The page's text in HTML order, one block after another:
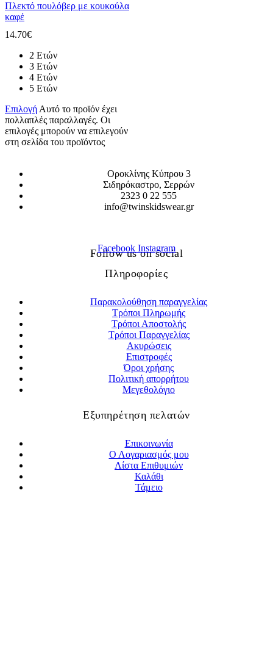
Πλεκτό πουλόβερ με κουκούλα
καφέ
14.70€
2 Ετών
3 Ετών
4 Ετών
5 Ετών
ΕπιλογήΑυτό το προϊόν έχει
πολλαπλές παραλλαγές. Οι
επιλογές μπορούν να επιλεγούν
στη σελίδα του προϊόντος
Οροκλίνης Κύπρου 3
Σιδηρόκαστρο, Σερρών
2323 0 22 555
info@twinskidswear.gr
Follow us on social
Facebook Instagram
Πληροφορίες
Παρακολούθηση παραγγελίας
Τρόποι Πληρωμής
Τρόποι Αποστολής
Τρόποι Παραγγελίας
Ακυρώσεις
Επιστροφές
Όροι χρήσης
Πολιτική απορρήτου
Μεγεθολόγιο
Εξυπηρέτηση πελατών
Επικοινωνία
Ο Λογαριασμός μου
Λίστα Επιθυμιών
Καλάθι
Τάμειο